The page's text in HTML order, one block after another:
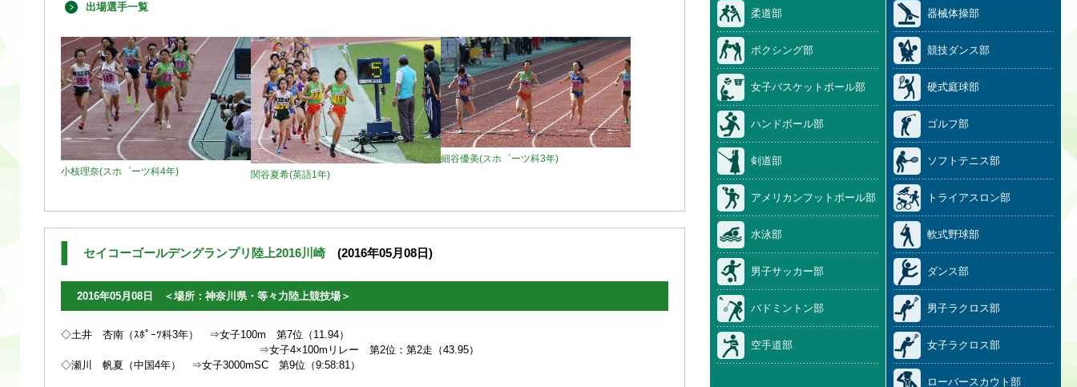
柔道部
ボクシング部
女子バスケットボール部
ハンドボール部
剣道部
アメリカンフットボール部
水泳部
男子サッカー部
バドミントン部
空手道部
器械体操部
競技ダンス部
硬式庭球部
ゴルフ部
ソフトテニス部
トライアスロン部
軟式野球部
ダンス部
男子ラクロス部
女子ラクロス部
ローバースカウト部
出場選手一覧
小枝理奈(スホ゜ーツ科4年) 関谷夏希(英語1年)
細谷優美(スホ゜ーツ科3年)
セイコーゴールデングランプリ陸上2016川崎(2016年05月08日)
2016年05月08日 ＜場所：神奈川県・等々力陸上競技場＞
◇土井 杏南（ｽﾎﾟｰﾂ科3年） ⇒女子100m 第7位（11.94）
⇒女子4×100mリレー 第2位：第2走（43.95）
◇瀬川 帆夏（中国4年） ⇒女子3000mSC 第9位（9:58:81）